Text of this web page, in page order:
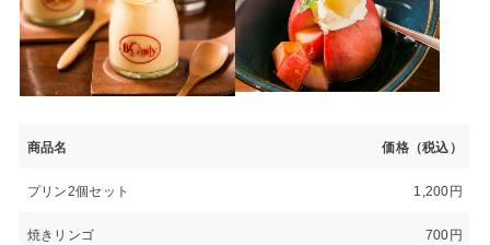
商品名 価格（税込）
プリン2個セット 1,200円
焼きリンゴ 700円